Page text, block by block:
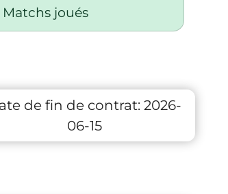
Matchs joués
de fin de contrat: 2026-
06-15